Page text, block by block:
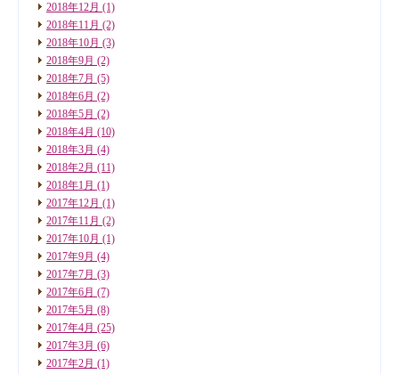
2018年12月 (1)
2018年11月 (2)
2018年10月 (3)
2018年9月 (2)
2018年7月 (5)
2018年6月 (2)
2018年5月 (2)
2018年4月 (10)
2018年3月 (4)
2018年2月 (11)
2018年1月 (1)
2017年12月 (1)
2017年11月 (2)
2017年10月 (1)
2017年9月 (4)
2017年7月 (3)
2017年6月 (7)
2017年5月 (8)
2017年4月 (25)
2017年3月 (6)
2017年2月 (1)